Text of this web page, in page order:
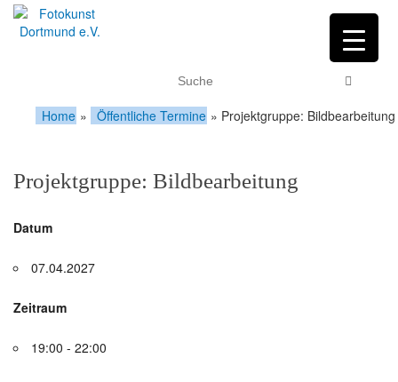
Home » Öffentliche Termine » Projektgruppe: Bildbearbeitung
Projektgruppe: Bildbearbeitung
Datum
07.04.2027
Zeitraum
19:00 - 22:00